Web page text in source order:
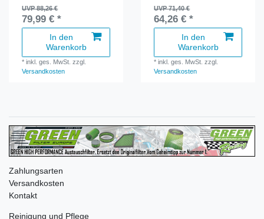
UVP 88,26 €
79,99 € *
In den
Warenkorb
*inkl. ges. MwSt. zzgl.
Versandkosten
UVP 71,40 €
64,26 € *
In den
Warenkorb
*inkl. ges. MwSt. zzgl.
Versandkosten
Zahlungsarten
Versandkosten
Kontakt
Reinigung und Pflege